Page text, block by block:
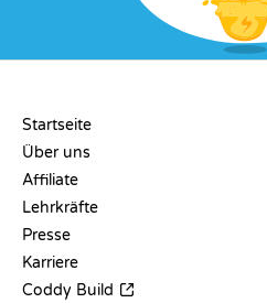
Startseite
Über uns
Affiliate
Lehrkräfte
Presse
Karriere
Coddy Build